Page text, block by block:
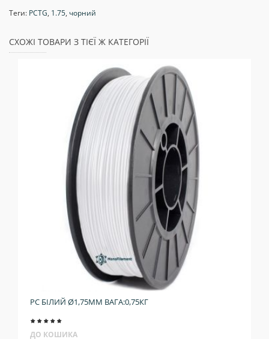
Теги: PCTG, 1.75, чорний
СХОЖІ ТОВАРИ З ТІЄЇ Ж КАТЕГОРІЇ
PC БІЛИЙ Ø1,75ММ ВАГА:0,75КГ
ДО КОШИКА